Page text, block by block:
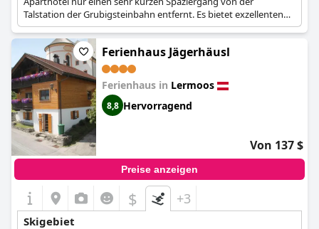
Talstation der Grubigsteinbahn entfernt. Es bietet exzellenten
Zugang zum Skigebiet Lermoos.
Ferienhaus Jägerhäusl
Ferienhaus in Lermoos
8,8 Hervorragend
Von 137 $
Preise anzeigen
$ +3
Skigebiet